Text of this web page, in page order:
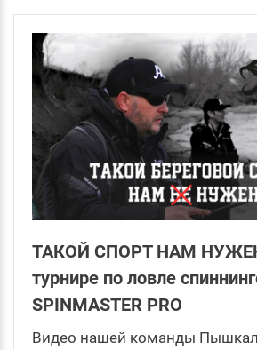
ТАКОЙ СПОРТ НАМ
турнире по ловле
SPINMASTER PRO
Видео нашей команды